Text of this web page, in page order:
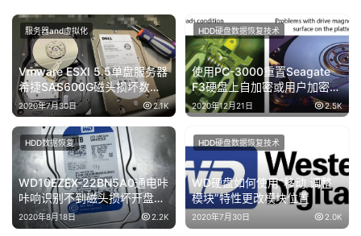
Vmware ESXI 5.5单盘服务器
希捷SAS600G磁头损坏数据
恢复成功
2020年7月30日 2.1K
服务器and虚拟化
使用PC-3000重置Seagate
F3硬盘上自加密或用户加密的
密码处理过程
2020年12月21日 2.5K
HDD硬盘数据恢复技术
WD10EZEX-22BN5A0通电咔
咔响识别不到磁头损坏开盘数
据恢复
2020年8月18日 2.2K
HDD数据恢复
WD硬盘如何使用“移动 调整
模块”特性更改模块位置
2020年7月30日 2.0K
HDD硬盘数据恢复技术